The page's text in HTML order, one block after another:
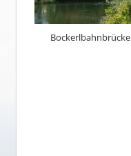
Bockerlbahnbrücke